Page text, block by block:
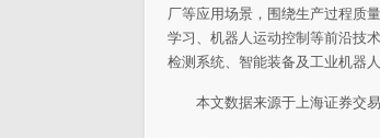
厂等应用场景，围绕生产过程质
学习、机器人运动控制等前沿技
检测系统、智能装备及工业机器
本文数据来源于上海证券交